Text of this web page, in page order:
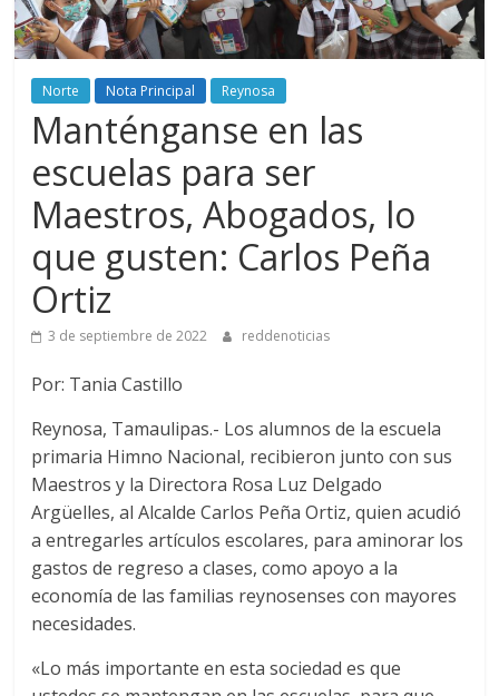
Norte Nota Principal Reynosa
Manténganse en las
escuelas para ser
Maestros, Abogados, lo
que gusten: Carlos Peña
Ortiz
3 de septiembre de 2022 reddenoticias
Por: Tania Castillo
Reynosa, Tamaulipas.- Los alumnos de la escuela
primaria Himno Nacional, recibieron junto con sus
Maestros y la Directora Rosa Luz Delgado
Argüelles, al Alcalde Carlos Peña Ortiz, quien acudió
a entregarles artículos escolares, para aminorar los
gastos de regreso a clases, como apoyo a la
economía de las familias reynosenses con mayores
necesidades.
«Lo más importante en esta sociedad es que